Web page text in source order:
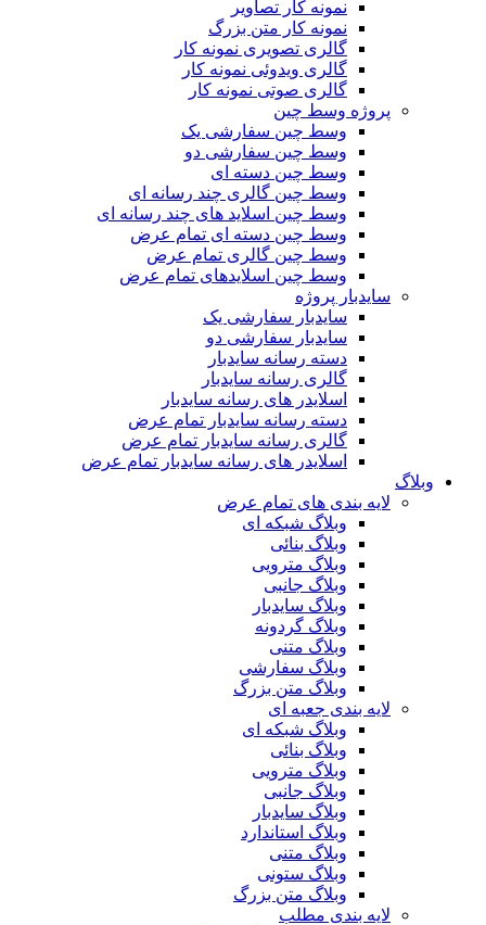
نمونه کار تصاویر
نمونه کار متن بزرگ
گالری تصویری نمونه کار
گالری ویدوئی نمونه کار
گالری صوتی نمونه کار
پروژه وسط چین
وسط چین سفارشی یک
وسط چین سفارشی دو
وسط چین دسته ای
وسط چین گالری چند رسانه ای
وسط چین اسلاید های چند رسانه ای
وسط چین دسته ای تمام عرض
وسط چین گالری تمام عرض
وسط چین اسلایدهای تمام عرض
سایدبار پروژه
سایدبار سفارشی یک
سایدبار سفارشی دو
دسته رسانه سایدبار
گالری رسانه سایدبار
اسلایدر های رسانه سایدبار
دسته رسانه سایدبار تمام عرض
گالری رسانه سایدبار تمام عرض
اسلایدر های رسانه سایدبار تمام عرض
وبلاگ
لایه بندی های تمام عرض
وبلاگ شبکه ای
وبلاگ بنائی
وبلاگ مترویی
وبلاگ جانبی
وبلاگ سایدبار
وبلاگ گردونه
وبلاگ متنی
وبلاگ سفارشی
وبلاگ متن بزرگ
لایه بندی جعبه ای
وبلاگ شبکه ای
وبلاگ بنائی
وبلاگ مترویی
وبلاگ جانبی
وبلاگ سایدبار
وبلاگ استاندارد
وبلاگ متنی
وبلاگ ستونی
وبلاگ متن بزرگ
لایه بندی مطلب